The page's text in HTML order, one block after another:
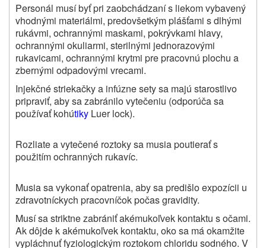
Personál musí byť pri zaobchádzaní s liekom vybavený
vhodnými materiálmi, predovšetkým plášťami s dlhými
rukávmi, ochrannými maskami, pokrývkami hlavy,
ochrannými okuliarmi, sterilnými jednorazovými
rukavicami, ochrannými krytmi pre pracovnú plochu a
zbernými odpadovými vrecami.
Injekčné striekačky a infúzne sety sa majú starostlivo
pripraviť, aby sa zabránilo vytečeniu (odporúča sa
používať kohútiky Luer lock).
Rozliate a vytečené roztoky sa musia poutierať s
použitím ochranných rukavíc.
Musia sa vykonať opatrenia, aby sa predišlo expozícii u
zdravotníckych pracovníčok počas gravidity.
Musí sa striktne zabrániť akémukoľvek kontaktu s očami.
Ak dôjde k akémukoľvek kontaktu, oko sa má okamžite
vypláchnuť fyziologickým roztokom chloridu sodného. V